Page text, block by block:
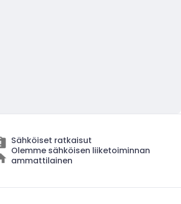
Sähköiset ratkaisut
Olemme sähköisen liiketoiminnan
ammattilainen